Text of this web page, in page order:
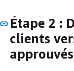
Étape 2 :
clients
approuvés